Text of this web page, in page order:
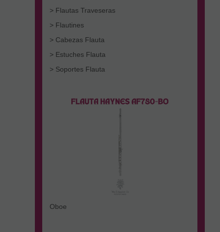
> Flautas Traveseras
> Flautines
> Cabezas Flauta
> Estuches Flauta
> Soportes Flauta
Oboe